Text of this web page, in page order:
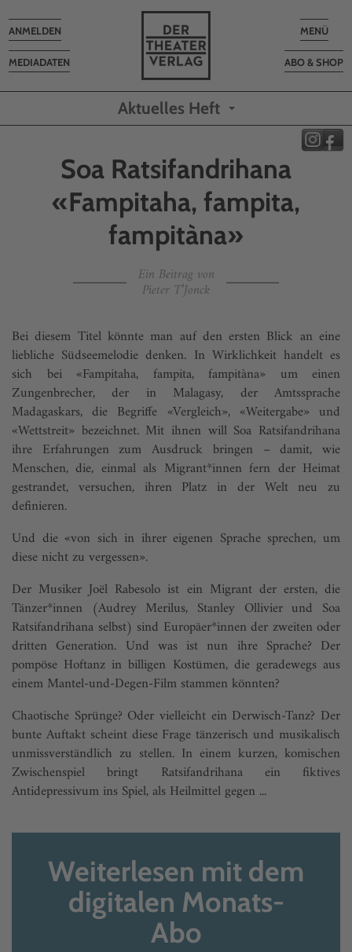
Toggle
MENÜ
ABO & SHOP
MEDIADATEN
Toggle
navigation
ANMELDEN
Aktuelles Heft
Soa Ratsifandrihana
«Fampitaha, fampita,
fampitàna»
Ein Beitrag von
Pieter T’Jonck
Bei diesem Titel könnte man auf den ersten Blick an eine
liebliche Südseemelodie denken. In Wirklichkeit handelt es
sich bei «Fampitaha, fampita, fampitàna» um einen
Zungenbrecher, der in Malagasy, der Amtssprache
Madagaskars, die Begriffe «Vergleich», «Weitergabe» und
«Wettstreit» bezeichnet. Mit ihnen will Soa Ratsifandrihana
ihre Erfahrungen zum Ausdruck bringen – damit, wie
Menschen, die, einmal als Migrant*innen fern der Heimat
gestrandet, versuchen, ihren Platz in der Welt neu zu
definieren.
Und die «von sich in ihrer eigenen Sprache sprechen, um
diese nicht zu vergessen».
Der Musiker Joël Rabesolo ist ein Migrant der ersten, die
Tänzer*innen (Audrey Merilus, Stanley Ollivier und Soa
Ratsifandrihana selbst) sind Europäer*innen der zweiten oder
dritten Generation. Und was ist nun ihre Sprache? Der
pompöse Hoftanz in billigen Kostümen, die geradewegs aus
einem Mantel-und-Degen-Film stammen könnten?
Chaotische Sprünge? Oder vielleicht ein Derwisch-Tanz? Der
bunte Auftakt scheint diese Frage tänzerisch und musikalisch
unmissverständlich zu stellen. In einem kurzen, komischen
Zwischenspiel bringt Ratsifandrihana ein fiktives
Antidepressivum ins Spiel, als Heilmittel gegen ...
Weiterlesen mit dem
digitalen Monats-
Abo